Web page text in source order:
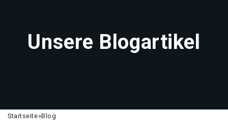
Unsere Blogartikel
Startseite»Blog